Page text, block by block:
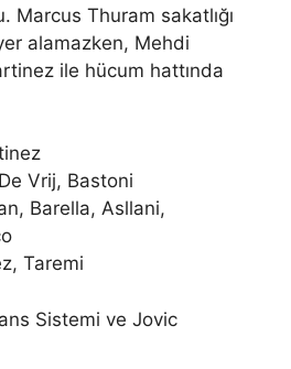
Thuram sakatlığı
alamazken, Mehdi
ile hücum hattında
Vrij, Bastoni
Barella, Asllani,
Taremi
Sistemi ve Jovic